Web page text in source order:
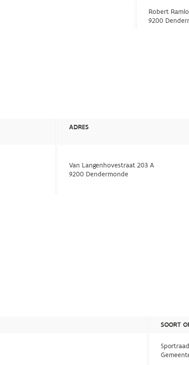
Robert
9200
ADRES
Van Langenhovestraat 203 A
9200 Dendermonde
SOORT
Sportraad